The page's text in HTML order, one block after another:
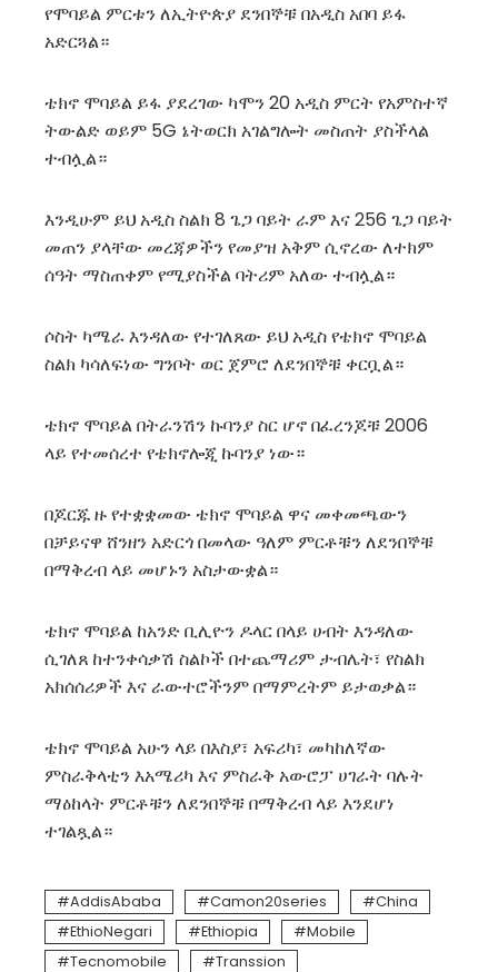
የሞባይል ምርቱን ለኢትዮጵያ ደንበኞቹ በአዲስ አበባ ይፋ
አድርጓል።
ቴክኖ ሞባይል ይፋ ያደረገው ካሞን 20 አዲስ ምርት የአምስተኛ
ትውልድ ወይም 5G ኔትወርክ አገልግሎት መስጠት ያስችላል
ተብሏል።
እንዲሁም ይህ አዲስ ስልክ 8 ጌጋ ባይት ራም እና 256 ጌጋ ባይት
መጠን ያላቸው መረጃዎችን የመያዝ አቅም ሲኖረው ለተክም
ሰዓት ማስጠቀም የሚያስችል ባትሪም አለው ተብሏል።
ሶስት ካሜራ እንዳለው የተገለጸው ይህ አዲስ የቴክኖ ሞባይል
ስልክ ካሳለፍነው ግንቦት ወር ጀምሮ ለደንበኞቹ ቀርቧል።
ቴክኖ ሞባይል በትራንሽን ኩባንያ ስር ሆኖ በፈረንጆቹ 2006
ላይ የተመሰረተ የቴክኖሎጂ ኩባንያ ነው።
በጆርጁ ዙ የተቋቋመው ቴክኖ ሞባይል ዋና መቀመጫውን
በቻይናዋ ሸንዘን አድርጎ በመላው ዓለም ምርቶቹን ለደንበኞቹ
በማቅረብ ላይ መሆኑን አስታውቋል።
ቴክኖ ሞባይል ከአንድ ቢሊዮን ዶላር በላይ ሀብት እንዳለው
ሲገለጸ ከተንቀሳቃሽ ስልኮች በተጨማሪም ታብሌት፣ የስልክ
አክሰሰሪዎች እና ራውተሮችንም በማምረትም ይታወቃል።
ቴክኖ ሞባይል አሁን ላይ በእስያ፣ አፍሪካ፣ መካከለኛው
ምስራቅላቲን እአሜሪካ እና ምስራቅ አውሮፓ ሀገራት ባሉት
ማዕከላት ምርቶቹን ለደንበኞቹ በማቅረብ ላይ እንደሆነ
ተገልጿል።
AddisAbaba Camon20series
China
EthioNegari
Ethiopia
Mobile
Tecnomobile
Transsion